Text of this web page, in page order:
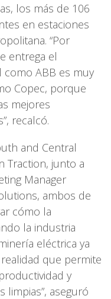
los más de 106
en estaciones
“Por
entrega el
ABB es muy
Copec, porque
mejores
recalcó.
and Central
Traction, junto a
Manager
ambos de
cómo la
la industria
eléctrica ya
que permite
y
limpias”, aseguró